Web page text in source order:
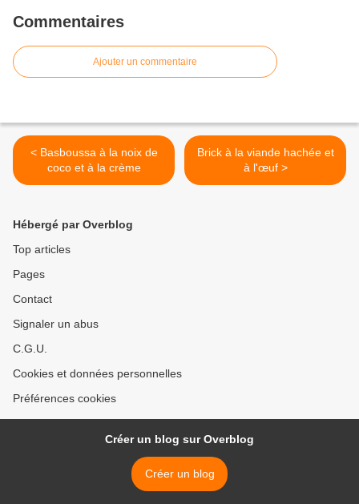
Commentaires
Ajouter un commentaire
< Basboussa à la noix de
coco et à la crème
Brick à la viande hachée et
à l'œuf >
Hébergé par Overblog
Top articles
Pages
Contact
Signaler un abus
C.G.U.
Cookies et données personnelles
Préférences cookies
Créer un blog sur Overblog
Créer un blog